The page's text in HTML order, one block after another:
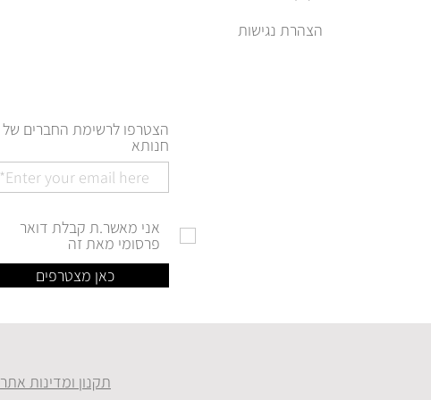
הצטרפו לרשימת החברים של
חנותא
אני מאשר.ת קבלת דואר
פרסומי מאת זה
כאן מצטרפים
תקנון ומדינות אתר